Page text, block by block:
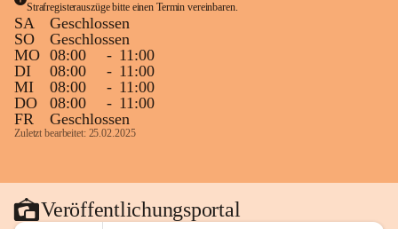
Strafregisterauszüge bitte einen Termin vereinbaren.
SA
Geschlossen
SO
Geschlossen
MO 08:00 - 11:00
DI
08:00 - 11:00
MI
08:00 - 11:00
DO
08:00 - 11:00
FR
Geschlossen
Zuletzt bearbeitet: 25.02.2025
Veröffentlichungsportal